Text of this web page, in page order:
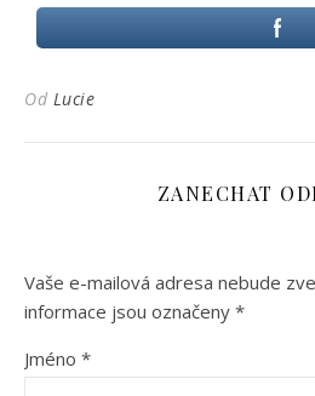
Od Lucie
ZANECHAT
Vaše e-mailová adresa nebude
informace jsou označeny *
Jméno *